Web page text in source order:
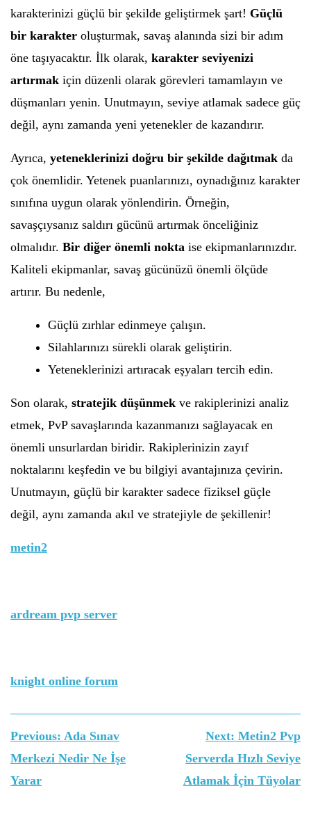
karakterinizi güçlü bir şekilde geliştirmek şart! Güçlü
bir karakter oluşturmak, savaş alanında sizi bir adım
öne taşıyacaktır. İlk olarak, karakter seviyenizi
artırmak için düzenli olarak görevleri tamamlayın ve
düşmanları yenin. Unutmayın, seviye atlamak sadece güç
değil, aynı zamanda yeni yetenekler de kazandırır.
Ayrıca, yeteneklerinizi doğru bir şekilde dağıtmak da
çok önemlidir. Yetenek puanlarınızı, oynadığınız karakter
sınıfına uygun olarak yönlendirin. Örneğin,
savaşçıysanız saldırı gücünü artırmak önceliğiniz
olmalıdır. Bir diğer önemli nokta ise ekipmanlarınızdır.
Kaliteli ekipmanlar, savaş gücünüzü önemli ölçüde
artırır. Bu nedenle,
Güçlü zırhlar edinmeye çalışın.
Silahlarınızı sürekli olarak geliştirin.
Yeteneklerinizi artıracak eşyaları tercih edin.
Son olarak, stratejik düşünmek ve rakiplerinizi analiz
etmek, PvP savaşlarında kazanmanızı sağlayacak en
önemli unsurlardan biridir. Rakiplerinizin zayıf
noktalarını keşfedin ve bu bilgiyi avantajınıza çevirin.
Unutmayın, güçlü bir karakter sadece fiziksel güçle
değil, aynı zamanda akıl ve stratejiyle de şekillenir!
metin2
ardream pvp server
knight online forum
Yazı
gezinmesi
Previous: Ada Sınav
Merkezi Nedir Ne İşe
Yarar
Next: Metin2 Pvp
Serverda Hızlı Seviye
Atlamak İçin Tüyolar